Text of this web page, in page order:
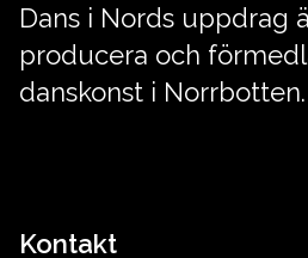
Dans i Nords uppdrag
producera och
danskonst i Norrbotten.
Kontakt